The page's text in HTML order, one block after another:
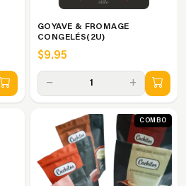
GOYAVE & FROMAGE
CONGELÉS(2U)
$9.95
− 1 +
COMBO